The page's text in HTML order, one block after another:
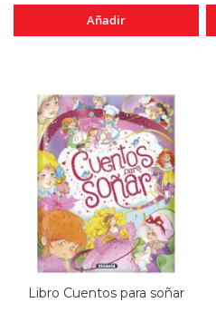
Añadir
Libro Cuentos para soñar